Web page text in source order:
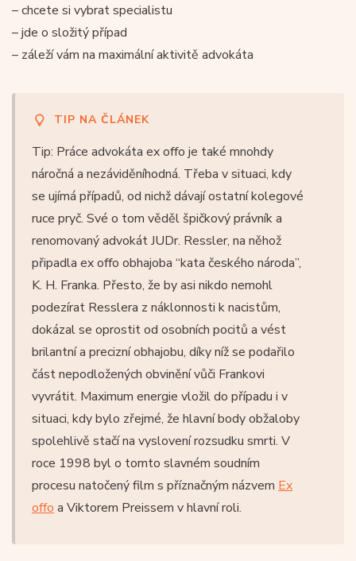
– chcete si vybrat specialistu
– jde o složitý případ
– záleží vám na maximální aktivitě advokáta
TIP NA ČLÁNEK
Tip: Práce advokáta ex offo je také mnohdy
náročná a nezáviděníhodná. Třeba v situaci, kdy
se ujímá případů, od nichž dávají ostatní kolegové
ruce pryč. Své o tom věděl špičkový právník a
renomovaný advokát JUDr. Ressler, na něhož
připadla ex offo obhajoba “kata českého národa”,
K. H. Franka. Přesto, že by asi nikdo nemohl
podezírat Resslera z náklonnosti k nacistům,
dokázal se oprostit od osobních pocitů a vést
brilantní a precizní obhajobu, díky níž se podařilo
část nepodložených obvinění vůči Frankovi
vyvrátit. Maximum energie vložil do případu i v
situaci, kdy bylo zřejmé, že hlavní body obžaloby
spolehlivě stačí na vyslovení rozsudku smrti. V
roce 1998 byl o tomto slavném soudním
procesu natočený film s příznačným názvem Ex
offo a Viktorem Preissem v hlavní roli.